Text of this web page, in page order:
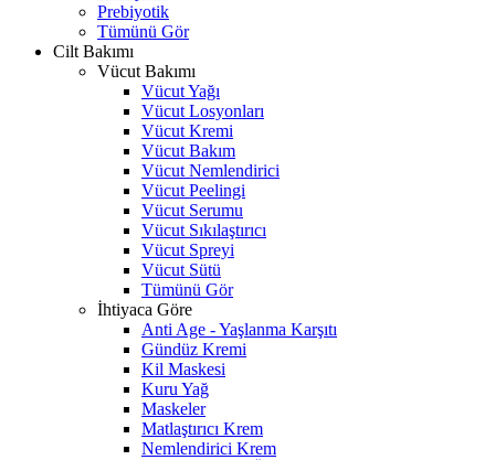
Prebiyotik
Tümünü Gör
Cilt Bakımı
Vücut Bakımı
Vücut Yağı
Vücut Losyonları
Vücut Kremi
Vücut Bakım
Vücut Nemlendirici
Vücut Peelingi
Vücut Serumu
Vücut Sıkılaştırıcı
Vücut Spreyi
Vücut Sütü
Tümünü Gör
İhtiyaca Göre
Anti Age - Yaşlanma Karşıtı
Gündüz Kremi
Kil Maskesi
Kuru Yağ
Maskeler
Matlaştırıcı Krem
Nemlendirici Krem